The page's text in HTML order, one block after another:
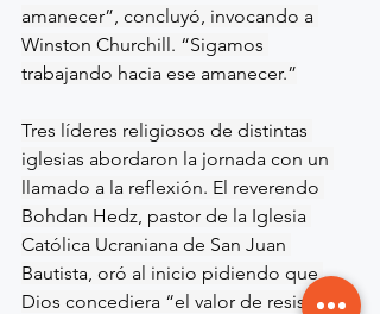
amanecer”, concluyó, invocando a
Winston Churchill. “Sigamos
trabajando hacia ese amanecer.”
Tres líderes religiosos de distintas
iglesias abordaron la jornada con un
llamado a la reflexión. El reverendo
Bohdan Hedz, pastor de la Iglesia
Católica Ucraniana de San Juan
Bautista, oró al inicio pidiendo que
Dios concediera “el valor de resistir la